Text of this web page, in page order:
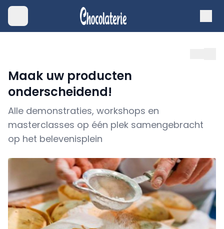
Maak uw producten
onderscheidend!
Alle demonstraties, workshops en
masterclasses op één plek samengebracht
op het belevenisplein